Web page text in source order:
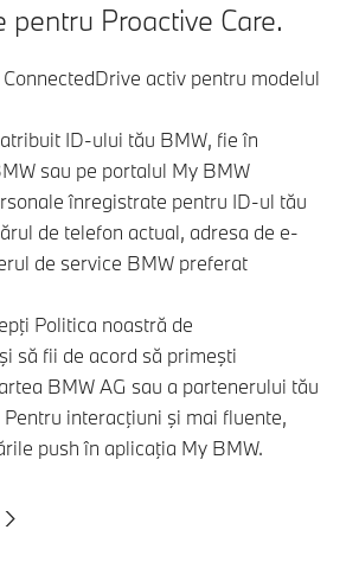
pentru Proactive Care.
activ pentru modelul
ID-ului tău BMW, fie în
sau pe portalul My BMW
înregistrate pentru ID-ul tău
de telefon actual, adresa de e-
de service BMW preferat
Politica noastră de
să fii de acord să primeşti
BMW AG sau a partenerului tău
Pentru interacţiuni şi mai fluente,
push în aplicaţia My BMW.